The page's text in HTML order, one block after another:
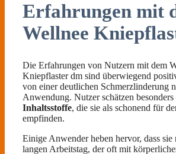
Erfahrungen mit
Wellnee
Die Erfahrungen von Nutzern mit dem
Kniepflaster dm sind überwiegend
von einer deutlichen Schmerzlinderung
Anwendung. Nutzer schätzen besonders
Inhaltsstoffe, die sie als schonend für
empfinden.
Einige Anwender heben hervor, dass sie
langen Arbeitstag, der oft mit